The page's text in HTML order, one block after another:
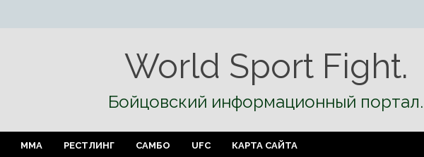
World Sport Fight.
Бойцовский информационный портал.
ММА РЕСТЛИНГ САМБО UFC КАРТА САЙТА